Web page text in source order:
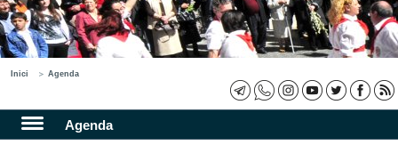
Inici Agenda
Agenda